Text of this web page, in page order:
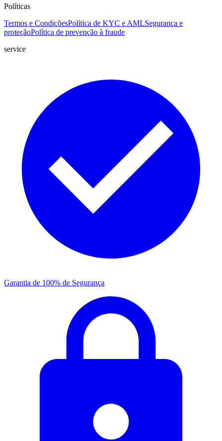
Políticas
Termos e CondiçõesPolítica de KYC e AMLSegurança e
proteçãoPolítica de prevenção à fraude
service
Garantia de 100% de Segurança